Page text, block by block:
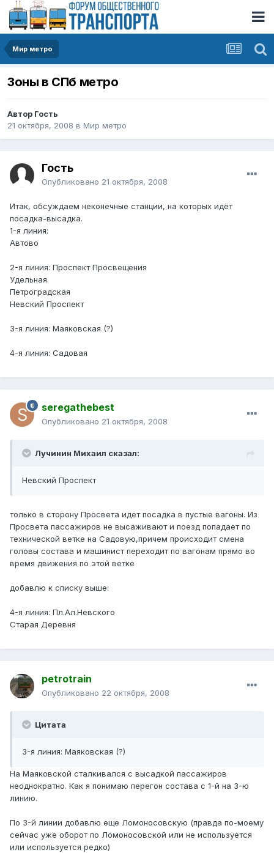
Мир метро
Зоны в СПб метро
Автор Гость
21 октября, 2008 в Мир метро
Гость
Опубликовано 21 октября, 2008
Итак, обсуждаем неконечные станции, на которых идёт
посадка-высадка.
1-я линия:
Автово
2-я линия: Проспект Просвещения
Удельная
Петроградская
Невский Проспект
3-я линия: Маяковская (?)
4-я линия: Садовая
seregathebest
Опубликовано 21 октября, 2008
Лучинин Михаил сказал:
Невский Проспект
только в сторону Просвета идет посадка в пустые вагоны. Из
Просвета пассажиров не высаживают и поезд попадает по
технической ветке на Садовую,причем происходит смена
головы состава и машинист переходит по вагонам прямо во
время движения по этой ветке
добавлю к списку выше:
4-я линия: Пл.Ал.Невского
Старая Деревня
petrotrain
Опубликовано 22 октября, 2008
Цитата
3-я линия: Маяковская (?)
На Маяковской сталкивался с высадкой пассажиров
неоднократно. Как я понимаю перегон состава с 1-й на 3-ю
линию.
По 3-й линии добавлю еще Ломоносовскую (правда по-моему
сейчас уже оборот по Ломоносовской или не используется
или используется редко)